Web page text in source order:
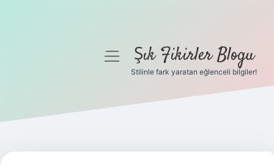
Gizlilik Politikası
Yasal Uyarı
menüyüŞık Fikirler Blogu
Stilinle fark yaratan eğlenceli bilgiler!